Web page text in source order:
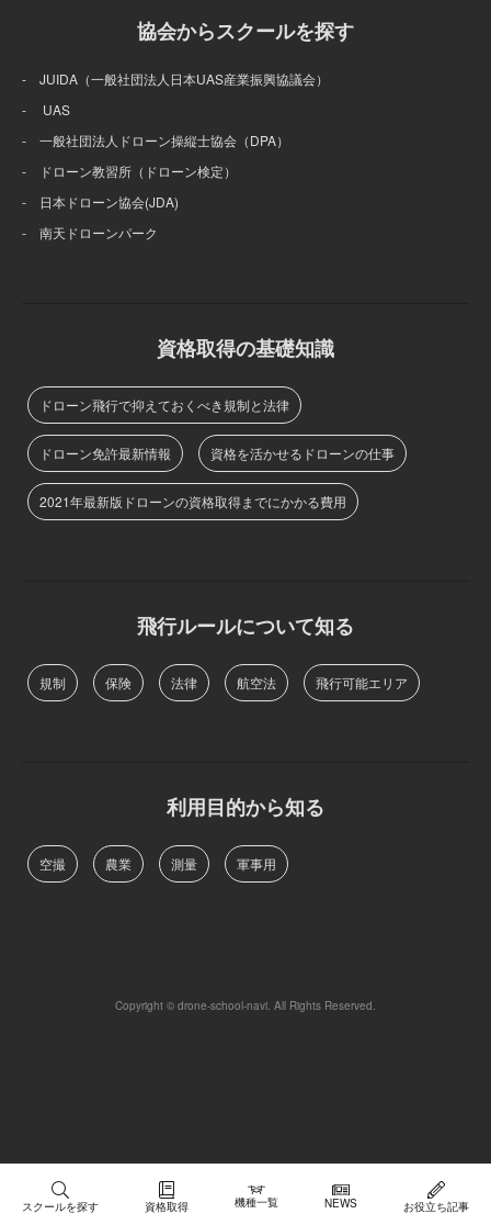
スクールを探す 資格取得 機種一覧 NEWS お役立ち記事
協会からスクールを探す
- JUIDA（一般社団法人日本UAS産業振興協議会）
- UAS
- 一般社団法人ドローン操縦士協会（DPA）
- ドローン教習所（ドローン検定）
- 日本ドローン協会(JDA)
- 南天ドローンパーク
資格取得の基礎知識
ドローン飛行で抑えておくべき規制と法律
ドローン免許最新情報 資格を活かせるドローンの仕事
2021年最新版ドローンの資格取得までにかかる費用
飛行ルールについて知る
規制 保険 法律 航空法 飛行可能エリア
利用目的から知る
空撮 農業 測量 軍事用
Copyright © drone-school-navi. All Rights Reserved.